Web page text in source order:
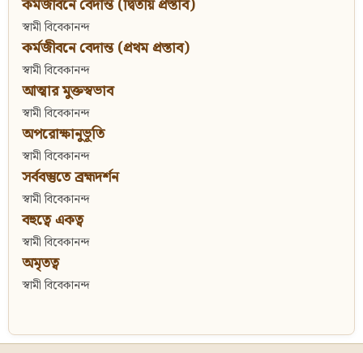
কর্মজীবনে বেদান্ত (দ্বিতীয় প্রস্তাব)
স্বামী বিবেকানন্দ
কর্মজীবনে বেদান্ত (প্রথম প্রস্তাব)
স্বামী বিবেকানন্দ
আত্মার মুক্তস্বভাব
স্বামী বিবেকানন্দ
অপরোক্ষানুভূতি
স্বামী বিবেকানন্দ
সর্ববস্তুতে ব্রহ্মদর্শন
স্বামী বিবেকানন্দ
বহুত্বে একত্ব
স্বামী বিবেকানন্দ
অমৃতত্ব
স্বামী বিবেকানন্দ